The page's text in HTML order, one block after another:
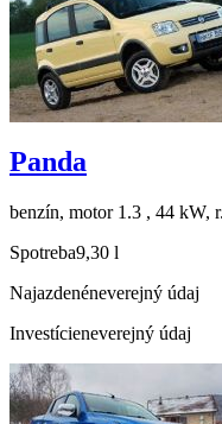
Panda
benzín, motor 1.3 , 44 kW,
Spotreba9,30 l
Najazdenéneverejný údaj
Investícieneverejný údaj